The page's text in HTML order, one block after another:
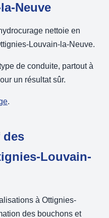
Neuve
nettoie en
Louvain-la-Neuve.
de conduite, partout à
un résultat sûr.
.
des
Louvain-
à Ottignies-
des bouchons et